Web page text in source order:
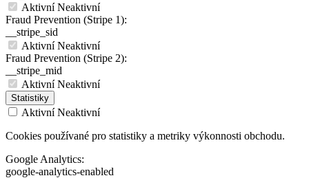
Aktivní Neaktivní
Fraud Prevention (Stripe 1):
__stripe_sid
Aktivní Neaktivní
Fraud Prevention (Stripe 2):
__stripe_mid
Aktivní Neaktivní
Statistiky
Aktivní Neaktivní
Cookies používané pro statistiky a metriky výkonnosti obchodu.
Google Analytics:
google-analytics-enabled